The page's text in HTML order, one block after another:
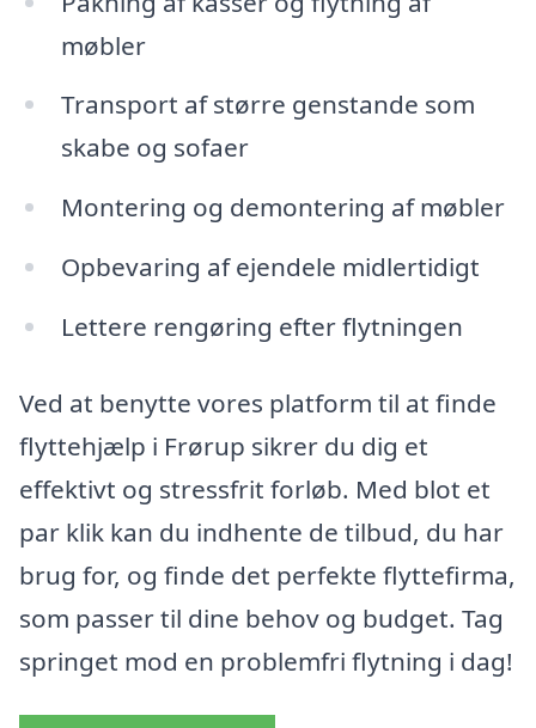
møbler
Transport af større genstande som
skabe og sofaer
Montering og demontering af møbler
Opbevaring af ejendele midlertidigt
Lettere rengøring efter flytningen
Ved at benytte vores platform til at finde
flyttehjælp i Frørup sikrer du dig et
effektivt og stressfrit forløb. Med blot et
par klik kan du indhente de tilbud, du har
brug for, og finde det perfekte flyttefirma,
som passer til dine behov og budget. Tag
springet mod en problemfri flytning i dag!